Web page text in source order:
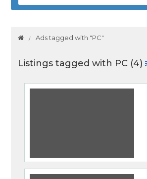
Ads tagged with "PC"
Listings tagged with PC (4)